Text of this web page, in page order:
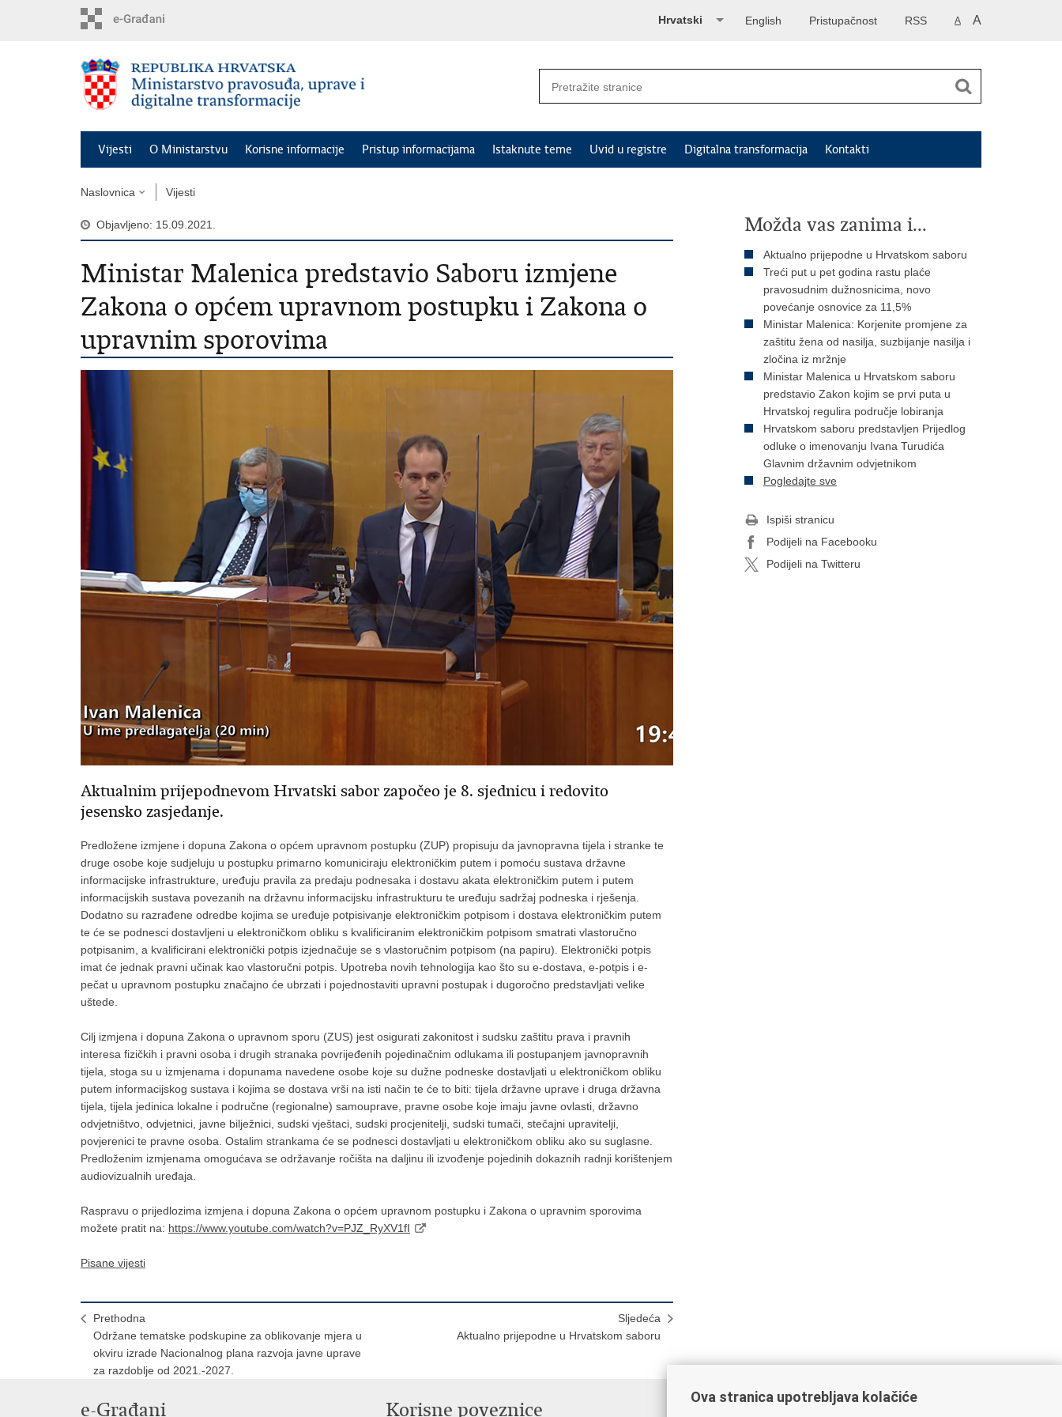
A A
RSS
Pristupačnost
English
Hrvatski
Vijesti O Ministarstvu Korisne informacije Pristup informacijama Istaknute teme Uvid u registre Digitalna transformacija Kontakti
Naslovnica Vijesti
Objavljeno: 15.09.2021.
Ministar Malenica predstavio Saboru izmjene
Zakona o općem upravnom postupku i Zakona o
upravnim sporovima
Aktualnim prijepodnevom Hrvatski sabor započeo je 8. sjednicu i redovito
jesensko zasjedanje.
Predložene izmjene i dopuna Zakona o općem upravnom postupku (ZUP) propisuju da javnopravna tijela i stranke te
druge osobe koje sudjeluju u postupku primarno komuniciraju elektroničkim putem i pomoću sustava državne
informacijske infrastrukture, uređuju pravila za predaju podnesaka i dostavu akata elektroničkim putem i putem
informacijskih sustava povezanih na državnu informacijsku infrastrukturu te uređuju sadržaj podneska i rješenja.
Dodatno su razrađene odredbe kojima se uređuje potpisivanje elektroničkim potpisom i dostava elektroničkim putem
te će se podnesci dostavljeni u elektroničkom obliku s kvalificiranim elektroničkim potpisom smatrati vlastoručno
potpisanim, a kvalificirani elektronički potpis izjednačuje se s vlastoručnim potpisom (na papiru). Elektronički potpis
imat će jednak pravni učinak kao vlastoručni potpis. Upotreba novih tehnologija kao što su e-dostava, e-potpis i e-
pečat u upravnom postupku značajno će ubrzati i pojednostaviti upravni postupak i dugoročno predstavljati velike
uštede.
Cilj izmjena i dopuna Zakona o upravnom sporu (ZUS) jest osigurati zakonitost i sudsku zaštitu prava i pravnih
interesa fizičkih i pravni osoba i drugih stranaka povrijeđenih pojedinačnim odlukama ili postupanjem javnopravnih
tijela, stoga su u izmjenama i dopunama navedene osobe koje su dužne podneske dostavljati u elektroničkom obliku
putem informacijskog sustava i kojima se dostava vrši na isti način te će to biti: tijela državne uprave i druga državna
tijela, tijela jedinica lokalne i područne (regionalne) samouprave, pravne osobe koje imaju javne ovlasti, državno
odvjetništvo, odvjetnici, javne bilježnici, sudski vještaci, sudski procjenitelji, sudski tumači, stečajni upravitelji,
povjerenici te pravne osoba. Ostalim strankama će se podnesci dostavljati u elektroničkom obliku ako su suglasne.
Predloženim izmjenama omogućava se održavanje ročišta na daljinu ili izvođenje pojedinih dokaznih radnji korištenjem
audiovizualnih uređaja.
Raspravu o prijedlozima izmjena i dopuna Zakona o općem upravnom postupku i Zakona o upravnim sporovima
možete pratit na: https://www.youtube.com/watch?v=PJZ_RyXV1fI
Pisane vijesti
Prethodna
Održane tematske podskupine za oblikovanje mjera u
okviru izrade Nacionalnog plana razvoja javne uprave
za razdoblje od 2021.-2027.
Sljedeća
Aktualno prijepodne u Hrvatskom saboru
Možda vas zanima i...
Aktualno prijepodne u Hrvatskom saboru
Treći put u pet godina rastu plaće
pravosudnim dužnosnicima, novo
povećanje osnovice za 11,5%
Ministar Malenica: Korjenite promjene za
zaštitu žena od nasilja, suzbijanje nasilja i
zločina iz mržnje
Ministar Malenica u Hrvatskom saboru
predstavio Zakon kojim se prvi puta u
Hrvatskoj regulira područje lobiranja
Hrvatskom saboru predstavljen Prijedlog
odluke o imenovanju Ivana Turudića
Glavnim državnim odvjetnikom
Pogledajte sve
Ispiši stranicu
Podijeli na Facebooku
Podijeli na Twitteru
e-Građani Korisne poveznice Poveznice pravosudnog sustava
Ova stranica upotrebljava kolačiće